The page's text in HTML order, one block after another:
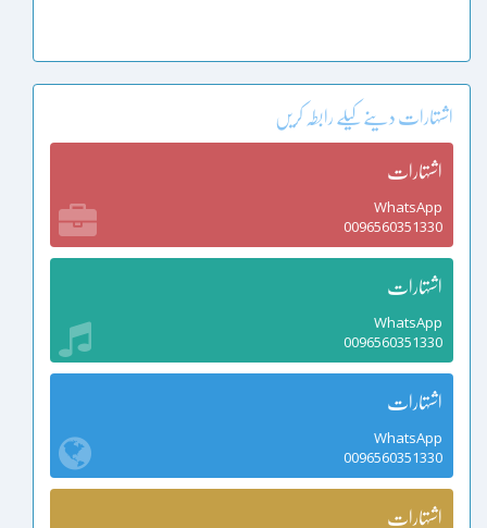
اشتہارات دینے کیلے رابطہ کریں
اشتہارات
WhatsApp
0096560351330
اشتہارات
WhatsApp
0096560351330
اشتہارات
WhatsApp
0096560351330
اشتہارات